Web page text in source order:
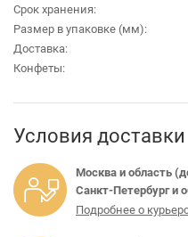
Срок хранения:
Размер в упаковке (мм):
Доставка:
Конфеты:
Условия доставки
Москва и область
Санкт-Петербург и
Подробнее о